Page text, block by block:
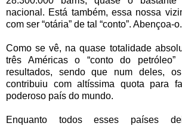
nacional. Está também, essa nossa
com ser “otária” de tal “conto”. Abençoa-o.
Como se vê, na quase totalidade
três Américas o “conto do
resultados, sendo que num deles,
contribuiu com altíssima quota para
poderoso país do mundo.
Enquanto todos esses países